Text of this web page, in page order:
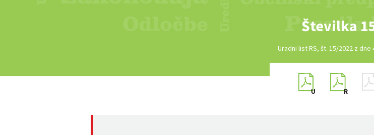
Številka
Uradni list RS, št. 15/2022 z dne